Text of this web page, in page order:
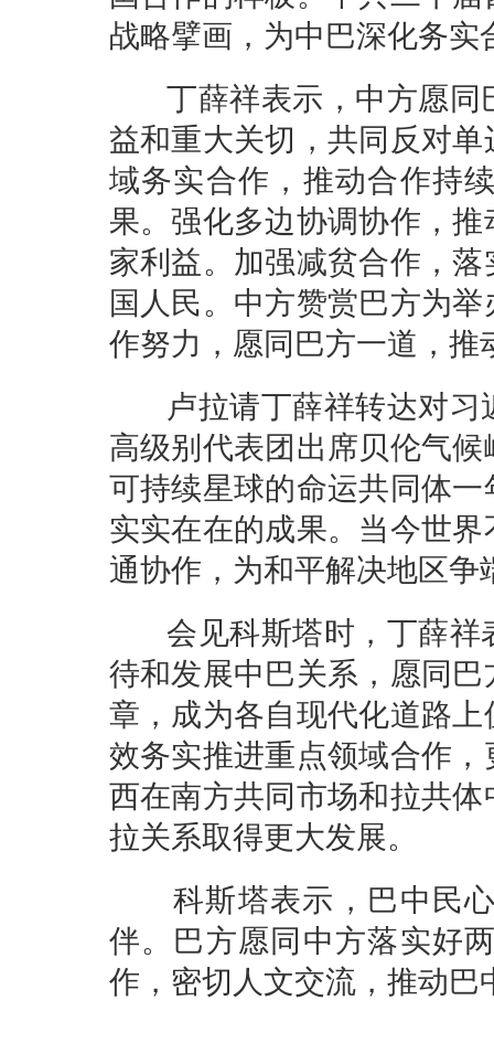
战略擘画，为中巴深化务实
丁薛祥表示，中方愿同
益和重大关切，共同反对
域务实合作，推动合作持
果。强化多边协调协作，
家利益。加强减贫合作，
国人民。中方赞赏巴方为
作努力，愿同巴方一道，推
卢拉请丁薛祥转达对习
高级别代表团出席贝伦气
可持续星球的命运共同体
实实在在的成果。当今世
通协作，为和平解决地区争
会见科斯塔时，丁薛祥
待和发展中巴关系，愿同
章，成为各自现代化道路
效务实推进重点领域合作
西在南方共同市场和拉共
拉关系取得更大发展。
科斯塔表示，巴中民心
伴。巴方愿同中方落实好
作，密切人文交流，推动